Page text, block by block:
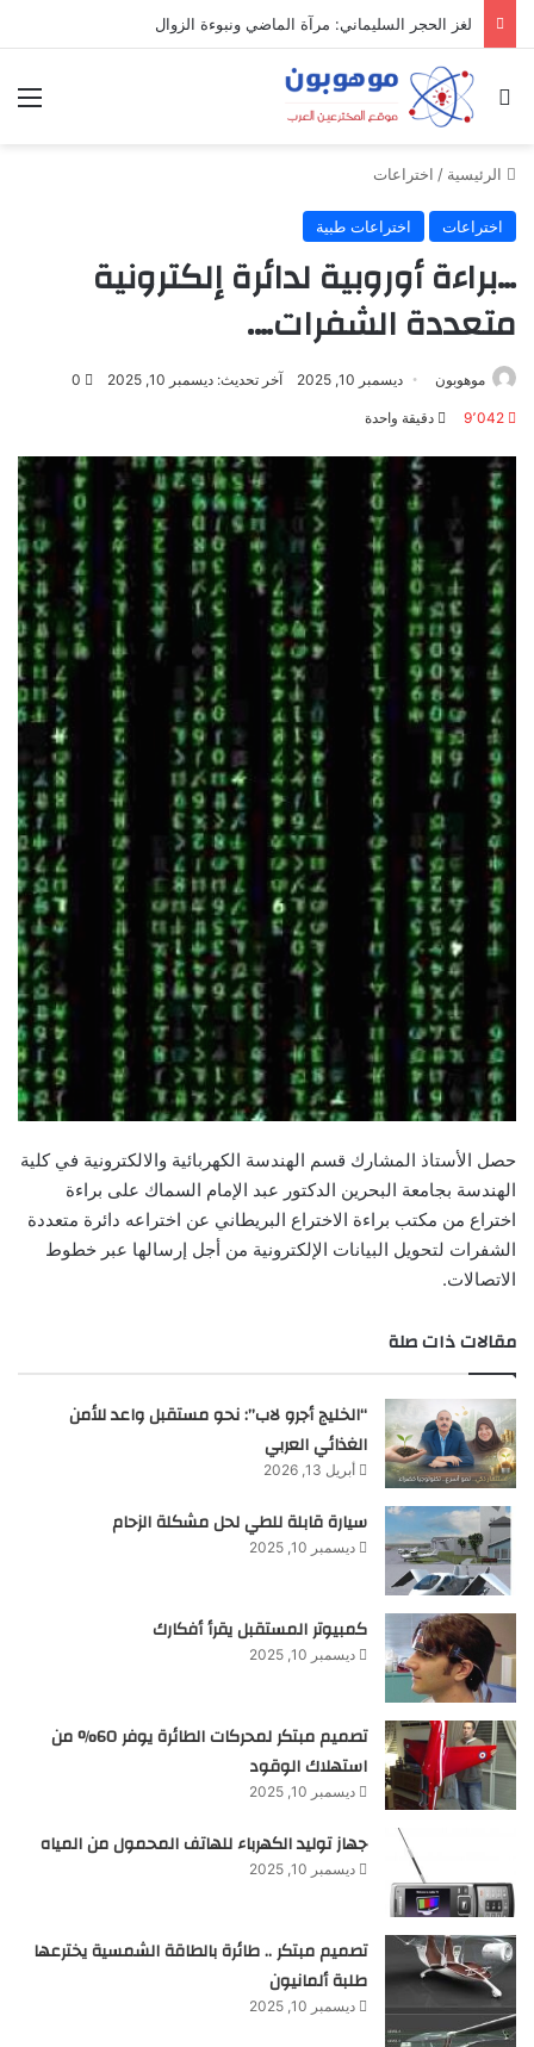
لغز الحجر السليماني: مرآة الماضي ونبوءة الزوال
بحث عن
الرئيسية / اختراعات
اختراعات اختراعات طبية
…براءة أوروبية لدائرة إلكترونية
متعددة الشفرات….
موهوبون ديسمبر 10, 2025 آخر تحديث: ديسمبر 10, 2025 0
9٬042 دقيقة واحدة
حصل الأستاذ المشارك قسم الهندسة الكهربائية والالكترونية في كلية
الهندسة بجامعة البحرين الدكتور عبد الإمام السماك على براءة
اختراع من مكتب براءة الاختراع البريطاني عن اختراعه دائرة متعددة
الشفرات لتحويل البيانات الإلكترونية من أجل إرسالها عبر خطوط
الاتصالات.
مقالات ذات صلة
“الخليج أجرو لاب”: نحو مستقبل واعد للأمن
الغذائي العربي
أبريل 13, 2026
سيارة قابلة للطي لحل مشكلة الزحام
ديسمبر 10, 2025
كمبيوتر المستقبل يقرأ أفكارك
ديسمبر 10, 2025
تصميم مبتكر لمحركات الطائرة يوفر 60% من
استهلاك الوقود
ديسمبر 10, 2025
جهاز توليد الكهرباء للهاتف المحمول من المياه
ديسمبر 10, 2025
تصميم مبتكر .. طائرة بالطاقة الشمسية يخترعها
طلبة ألمانيون
ديسمبر 10, 2025